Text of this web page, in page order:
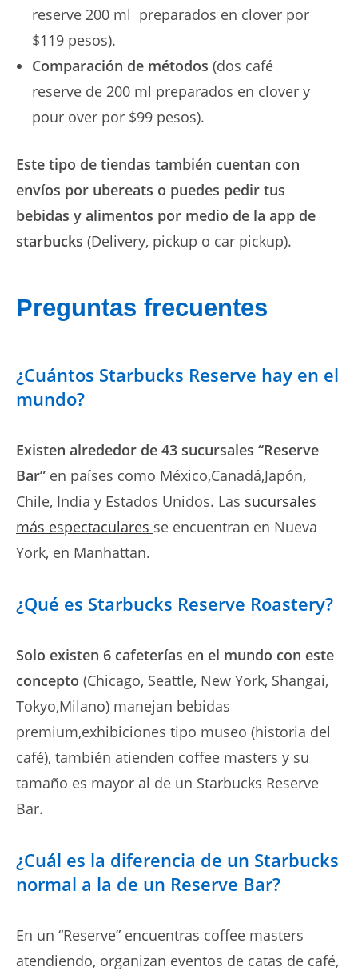
reserve 200 ml preparados en clover por
$119 pesos).
Comparación de métodos (dos café
reserve de 200 ml preparados en clover y
pour over por $99 pesos).
Este tipo de tiendas también cuentan con
envíos por ubereats o puedes pedir tus
bebidas y alimentos por medio de la app de
starbucks (Delivery, pickup o car pickup).
Preguntas frecuentes
¿Cuántos Starbucks Reserve hay en el
mundo?
Existen alrededor de 43 sucursales “Reserve
Bar” en países como México,Canadá,Japón,
Chile, India y Estados Unidos. Las sucursales
más espectaculares se encuentran en Nueva
York, en Manhattan.
¿Qué es Starbucks Reserve Roastery?
Solo existen 6 cafeterías en el mundo con este
concepto (Chicago, Seattle, New York, Shangai,
Tokyo,Milano) manejan bebidas
premium,exhibiciones tipo museo (historia del
café), también atienden coffee masters y su
tamaño es mayor al de un Starbucks Reserve
Bar.
¿Cuál es la diferencia de un Starbucks
normal a la de un Reserve Bar?
En un “Reserve” encuentras coffee masters
atendiendo, organizan eventos de catas de café,